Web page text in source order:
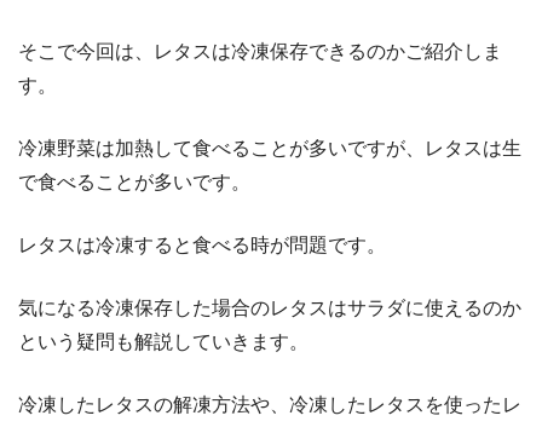
そこで今回は、レタスは冷凍保存できるのかご紹介しま
す。
冷凍野菜は加熱して食べることが多いですが、レタスは生
で食べることが多いです。
レタスは冷凍すると食べる時が問題です。
気になる冷凍保存した場合のレタスはサラダに使えるのか
という疑問も解説していきます。
冷凍したレタスの解凍方法や、冷凍したレタスを使ったレ